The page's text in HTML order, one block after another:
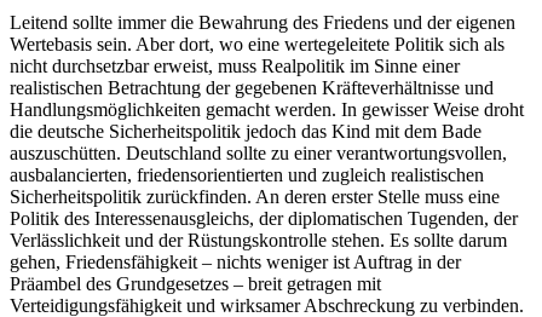
Leitend sollte immer die Bewahrung des Friedens und der eigenen
Wertebasis sein. Aber dort, wo eine wertegeleitete Politik sich als
nicht durchsetzbar erweist, muss Realpolitik im Sinne einer
realistischen Betrachtung der gegebenen Kräfteverhältnisse und
Handlungsmöglichkeiten gemacht werden. In gewisser Weise droht
die deutsche Sicherheitspolitik jedoch das Kind mit dem Bade
auszuschütten. Deutschland sollte zu einer verantwortungsvollen,
ausbalancierten, friedensorientierten und zugleich realistischen
Sicherheitspolitik zurückfinden. An deren erster Stelle muss eine
Politik des Interessenausgleichs, der diplomatischen Tugenden, der
Verlässlichkeit und der Rüstungskontrolle stehen. Es sollte darum
gehen, Friedensfähigkeit – nichts weniger ist Auftrag in der
Präambel des Grundgesetzes – breit getragen mit
Verteidigungsfähigkeit und wirksamer Abschreckung zu verbinden.